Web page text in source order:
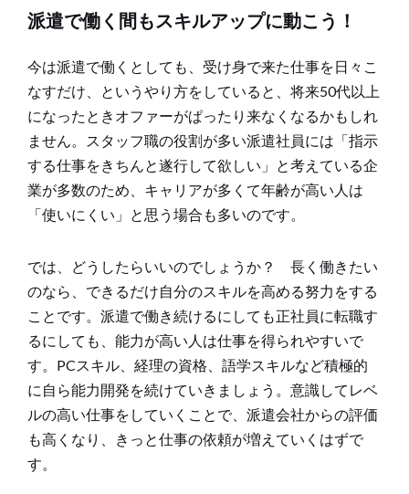
派遣で働く間もスキルアップに動こう！
今は派遣で働くとしても、受け身で来た仕事を日々こ
なすだけ、というやり方をしていると、将来50代以上
になったときオファーがぱったり来なくなるかもしれ
ません。スタッフ職の役割が多い派遣社員には「指示
する仕事をきちんと遂行して欲しい」と考えている企
業が多数のため、キャリアが多くて年齢が高い人は
「使いにくい」と思う場合も多いのです。
では、どうしたらいいのでしょうか？ 長く働きたい
のなら、できるだけ自分のスキルを高める努力をする
ことです。派遣で働き続けるにしても正社員に転職す
るにしても、能力が高い人は仕事を得られやすいで
す。PCスキル、経理の資格、語学スキルなど積極的
に自ら能力開発を続けていきましょう。意識してレベ
ルの高い仕事をしていくことで、派遣会社からの評価
も高くなり、きっと仕事の依頼が増えていくはずで
す。